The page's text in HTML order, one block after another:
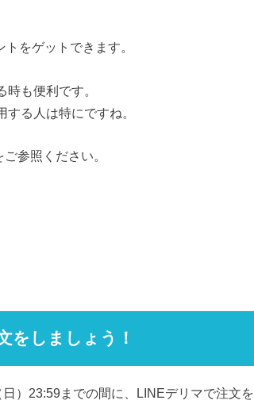
をゲットできます。
も便利です。
る人は特にですね。
参照ください。
をしましょう！
）23:59までの間に、LINEデリマで注文を